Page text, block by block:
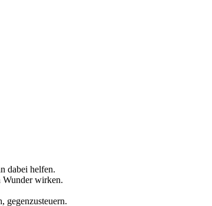
dabei helfen.
Wunder wirken.
gegenzusteuern.